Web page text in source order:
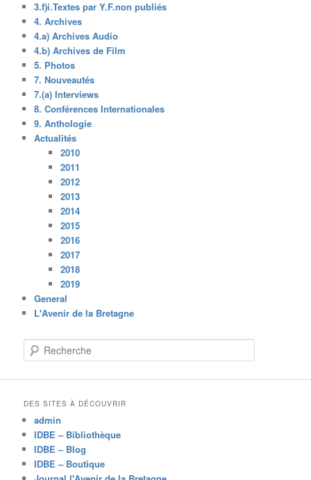
3.f)i.Textes par Y.F.non publiés
4. Archives
4.a) Archives Audio
4.b) Archives de Film
5. Photos
7. Nouveautés
7.(a) Interviews
8. Conférences Internationales
9. Anthologie
Actualités
2010
2011
2012
2013
2014
2015
2016
2017
2018
2019
General
L'Avenir de la Bretagne
e
e
c
h
e
DES SITES À DÉCOUVRIR
admin
IDBE – Bibliothèque
IDBE – Blog
IDBE – Boutique